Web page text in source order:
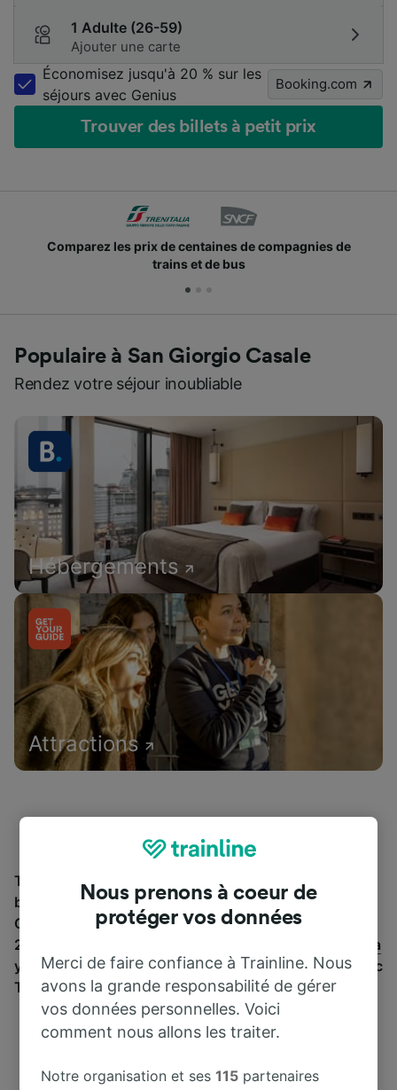
1 Adulte (26-59)
Ajouter une carte
Économisez jusqu'à 20 % sur les
séjours avec Genius
Booking.com
Trouver des billets à petit prix
Comparez les prix de centaines de compagnies de
trains et de bus
Populaire à San Giorgio Casale
Rendez votre séjour inoubliable
Hébergements
Attractions
Trouvez les informations essentielles et réservez vos
billets de train à partir de et jusqu'à San Giorgio
Casale. Trainline vous emmène dans 45 pays avec
270 compagnies ferroviaires et de bus, dont
Trenitalia
y
Italo. Découvrez jusqu’où vous pouvez voyager avec
Trainline aujourd’hui.
Nous prenons à coeur de
protéger vos données
Merci de faire confiance à Trainline. Nous
avons la grande responsabilité de gérer
vos données personnelles. Voici
comment nous allons les traiter.
Notre organisation et ses115 partenaires